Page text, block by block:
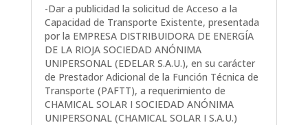
-Dar a publicidad la solicitud de Acceso a la
Capacidad de Transporte Existente, presentada
por la EMPRESA DISTRIBUIDORA DE ENERGÍA
DE LA RIOJA SOCIEDAD ANÓNIMA
UNIPERSONAL (EDELAR S.A.U.), en su carácter
de Prestador Adicional de la Función Técnica de
Transporte (PAFTT), a requerimiento de
CHAMICAL SOLAR I SOCIEDAD ANÓNIMA
UNIPERSONAL (CHAMICAL SOLAR I S.A.U.)